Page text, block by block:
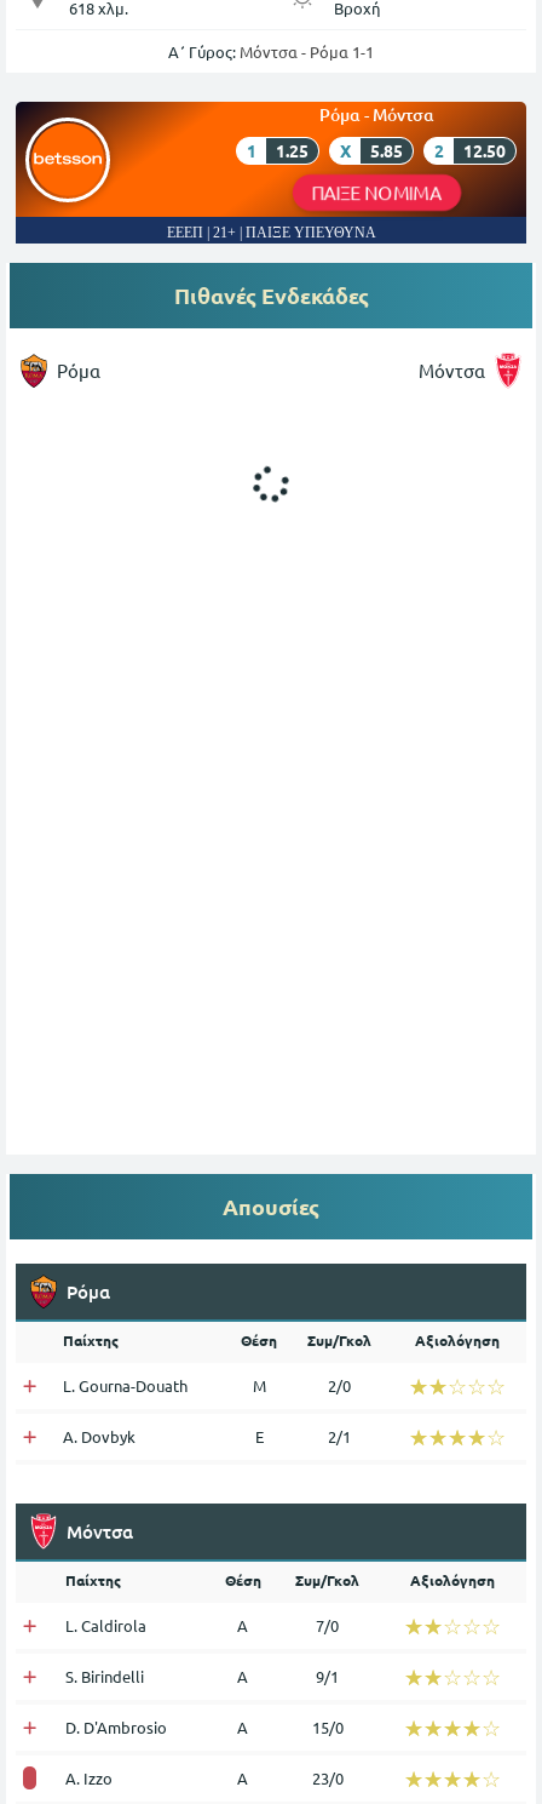
618 χλμ.
Βροχή
Α΄ Γύρος: Μόντσα - Ρόμα 1-1
Ρόμα - Μόντσα
1 1.25 X 5.85 2 12.50
ΠΑΙΞΕ ΝΟΜΙΜΑ
ΕΕΕΠ | 21+ | ΠΑΙΞΕ ΥΠΕΥΘΥΝΑ
Πιθανές Ενδεκάδες
Ρόμα Μόντσα
Απουσίες
Ρόμα
Παίχτης Θέση Συμ/Γκολ Αξιολόγηση
L. Gourna-Douath Μ 2/0 ☆☆☆☆☆
★★★★★
A. Dovbyk Ε 2/1 ☆☆☆☆☆
★★★★★
Μόντσα
Παίχτης Θέση Συμ/Γκολ Αξιολόγηση
L. Caldirola Α 7/0 ☆☆☆☆☆
★★★★★
S. Birindelli Α 9/1 ☆☆☆☆☆
★★★★★
D. D'Ambrosio Α 15/0 ☆☆☆☆☆
★★★★★
A. Izzo Α 23/0 ☆☆☆☆☆
★★★★★